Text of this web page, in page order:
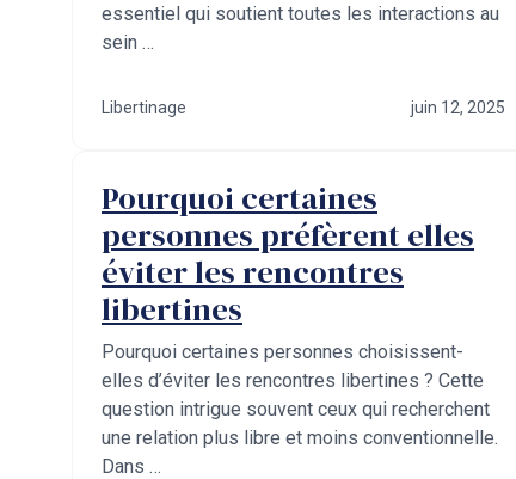
essentiel qui soutient toutes les interactions au
sein …
Libertinage juin 12, 2025
Pourquoi certaines
personnes préfèrent elles
éviter les rencontres
libertines
Pourquoi certaines personnes choisissent-
elles d’éviter les rencontres libertines ? Cette
question intrigue souvent ceux qui recherchent
une relation plus libre et moins conventionnelle.
Dans …